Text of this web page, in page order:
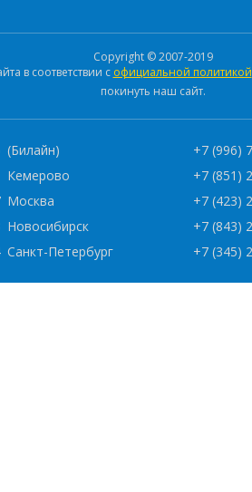
Copyright © 2007-2019
в соответствии с официальной политикой
покинуть наш сайт.
(Билайн) +7 (996)
Кемерово +7 (851)
Москва +7 (423)
Новосибирск +7 (843)
Санкт-Петербург +7 (345)